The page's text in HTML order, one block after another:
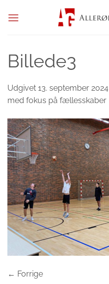
Billede3
Udgivet 13. september 2024
med fokus på fællesskaber
← Forrige